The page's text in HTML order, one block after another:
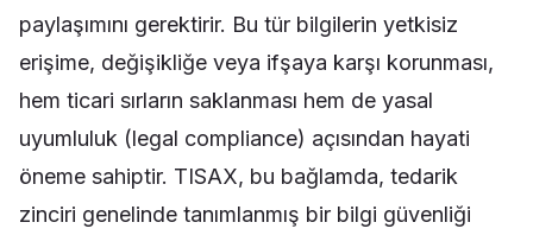
paylaşımını gerektirir. Bu tür bilgilerin yetkisiz
erişime, değişikliğe veya ifşaya karşı korunması,
hem ticari sırların saklanması hem de yasal
uyumluluk (legal compliance) açısından hayati
öneme sahiptir. TISAX, bu bağlamda, tedarik
zinciri genelinde tanımlanmış bir bilgi güvenliği